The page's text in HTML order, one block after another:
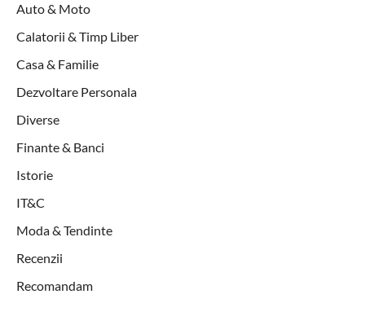
Auto & Moto
Calatorii & Timp Liber
Casa & Familie
Dezvoltare Personala
Diverse
Finante & Banci
Istorie
IT&C
Moda & Tendinte
Recenzii
Recomandam